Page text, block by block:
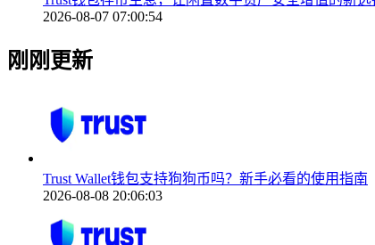
2026-08-07 07:00:54
刚刚更新
Trust Wallet钱包支持狗狗币吗？新手必看的使用指南
2026-08-08 20:06:03